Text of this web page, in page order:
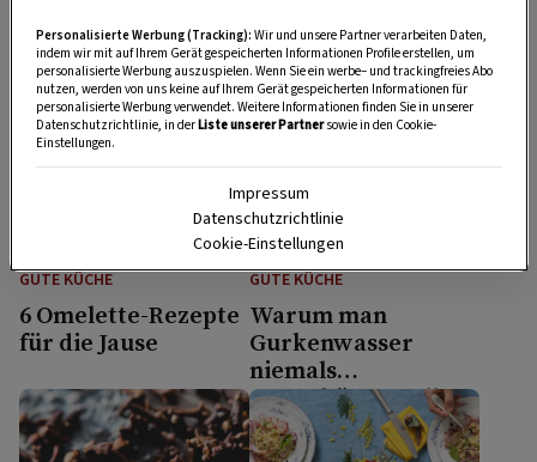
Juli bis 7. August
2026
Kaltschale bis zum
Kuchen
GUTE KÜCHE
6 Omelette-Rezepte
für die Jause
GUTE KÜCHE
Warum man
Gurkenwasser
niemals
wegschütten sollte
Personalisierte Werbung (Tracking): Wir und unsere Partner verarbeiten Daten,
indem wir mit auf Ihrem Gerät gespeicherten Informationen Profile erstellen, um
personalisierte Werbung auszuspielen. Wenn Sie ein werbe– und trackingfreies Abo
nutzen, werden von uns keine auf Ihrem Gerät gespeicherten Informationen für
personalisierte Werbung verwendet. Weitere Informationen finden Sie in unserer
Datenschutzrichtlinie, in derListe unserer Partnersowie in den Cookie-
Einstellungen.
Impressum
Datenschutzrichtlinie
Cookie-Einstellungen